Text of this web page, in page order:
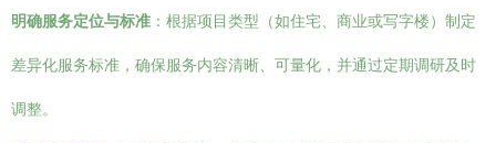
明确服务定位与标准 ：根据项目类型（如住宅、商业或写字楼）制定
差异化服务标准，确保服务内容清晰、可量化，并通过定期调研及时
调整。